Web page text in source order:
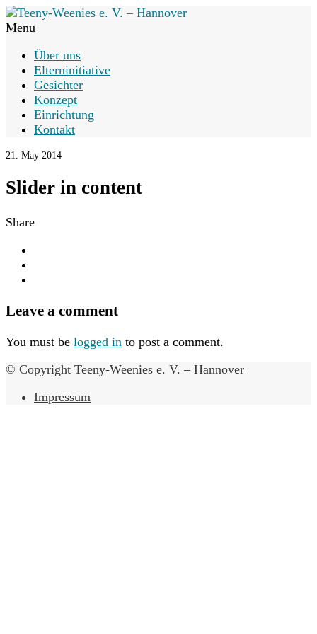
Menu
Über uns
Elterninitiative
Gesichter
Konzept
Einrichtung
Kontakt
21. May 2014
Slider in content
Share
Leave a comment
You must be logged in to post a comment.
© Copyright Teeny-Weenies e. V. – Hannover
Impressum